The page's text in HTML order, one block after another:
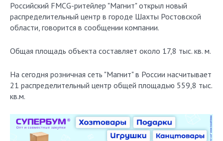
Российский FMCG-ритейлер "Магнит" открыл новый
распределительный центр в городе Шахты Ростовской
области, говорится в сообщении компании.
Общая площадь объекта составляет около 17,8 тыс. кв. м.
На сегодня розничная сеть "Магнит" в России насчитывает
21 распределительный центр общей площадью 559,8 тыс.
кв.м.